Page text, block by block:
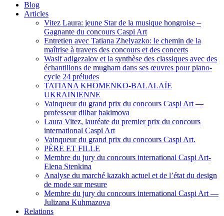
Blog
Articles
Vitez Laura: jeune Star de la musique hongroise –
Gagnante du concours Caspi Art
Entretien avec Tatiana Zhelyazko: le chemin de la
maîtrise à travers des concours et des concerts
Wasif adigezalov et la synthèse des classiques avec des
échantillons de mugham dans ses œuvres pour piano-
cycle 24 préludes
TATIANA KHOMENKO-BALALAÏE
UKRAINIENNE
Vainqueur du grand prix du concours Caspi Art —
professeur dilbar hakimova
Laura Vitez, lauréate du premier prix du concours
international Caspi Art
Vainqueur du grand prix du concours Caspi Art.
PÈRE ET FILLE
Membre du jury du concours international Caspi Art-
Elena Stenkina
Analyse du marché kazakh actuel et de l’état du design
de mode sur mesure
Membre du jury du concours international Caspi Art —
Julizana Kuhmazova
Relations